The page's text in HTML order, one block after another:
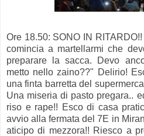
Ore 18.50: SONO IN
comincia a martellarmi che
preparare la sacca. Devo
metto nello zaino??" Delirio!
una finta barretta del
Una miseria di pasto pregara..
riso e rape!! Esco di casa
avvio alla fermata del 7E in
aticipo di mezzora!! Riesco a